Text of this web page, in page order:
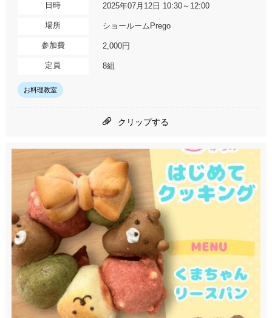
日時 2025年07月12日 10:30～12:00
場所 ショールームPrego
参加費 2,000円
定員 8組
お料理教室
クリップする